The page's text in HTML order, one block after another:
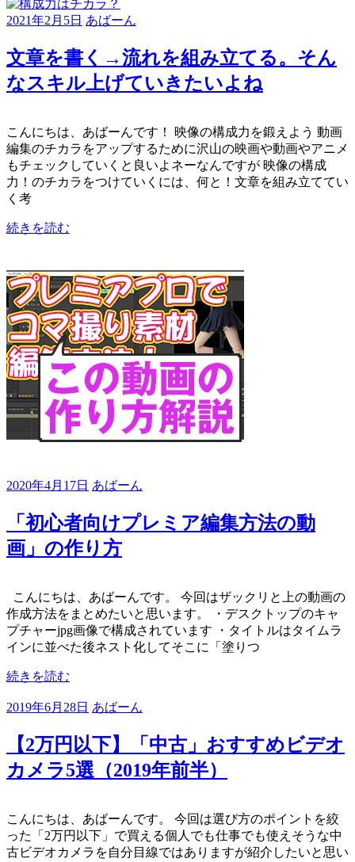
2021年2月5日 あばーん
文章を書く→流れを組み立てる。そん
なスキル上げていきたいよね
こんにちは、あばーんです！ 映像の構成力を鍛えよう 動画
編集のチカラをアップするために沢山の映画や動画やアニメ
もチェックしていくと良いよネーなんですが 映像の構成
力！のチカラをつけていくには、何と！文章を組み立ててい
く考
続きを読む
2020年4月17日 あばーん
「初心者向けプレミア編集方法の動
画」の作り方
こんにちは、あばーんです。 今回はザックリと上の動画の
作成方法をまとめたいと思います。 ・デスクトップのキャ
プチャーjpg画像で構成されています ・タイトルはタイムラ
インに並べた後ネスト化してそこに「塗りつ
続きを読む
2019年6月28日 あばーん
【2万円以下】「中古」おすすめビデオ
カメラ5選（2019年前半）
こんにちは、あばーんです。 今回は選び方のポイントを絞
った「2万円以下」で買える個人でも仕事でも使えそうな中
古ビデオカメラを自分目線ではありますが紹介したいと思い